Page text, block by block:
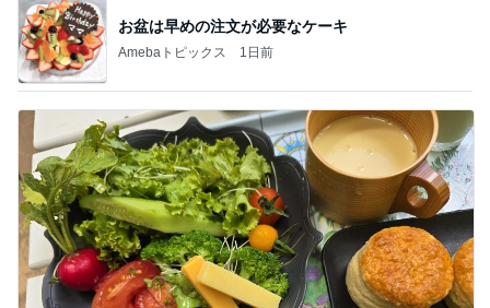
高橋英樹 妻とランチを比べた結果
Amebaトピックス 1日前